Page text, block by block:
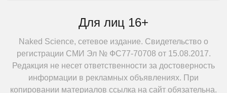
Для лиц 16+
Naked Science, сетевое издание. Свидетельство о
регистрации СМИ Эл № ФС77-70708 от 15.08.2017.
Редакция не несет ответственности за достоверность
информации в рекламных объявлениях. При
копировании материалов ссылка на сайт обязательна.